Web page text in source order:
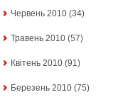
Червень 2010 (34)
Травень 2010 (57)
Квітень 2010 (91)
Березень 2010 (75)